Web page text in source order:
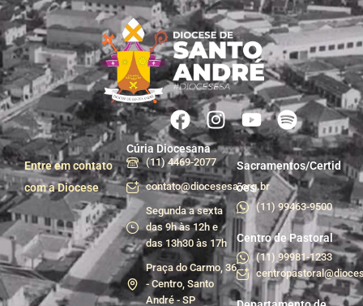
Entre em contato
com a Diocese
Cúria Diocesana
(11) 4469-2077
contato@diocesesa.org.br
Segunda a sexta
das 9h às 12h e
das 13h30 às 17h
Praça do Carmo, 36
- Centro, Santo
André - SP
Sacramentos/Certid
ões
(11) 99463-9500
Centro de Pastoral
(11) 99981-1233